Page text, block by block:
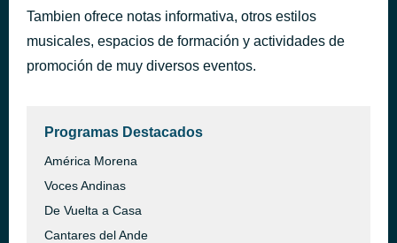
Cumbia Sur Vico
SURANDINO
hace 18 horas
La vida volverá
Illapu
Tambien ofrece notas informativa, otros estilos
musicales, espacios de formación y actividades de
promoción de muy diversos eventos.
Programas Destacados
América Morena
Voces Andinas
De Vuelta a Casa
Cantares del Ande